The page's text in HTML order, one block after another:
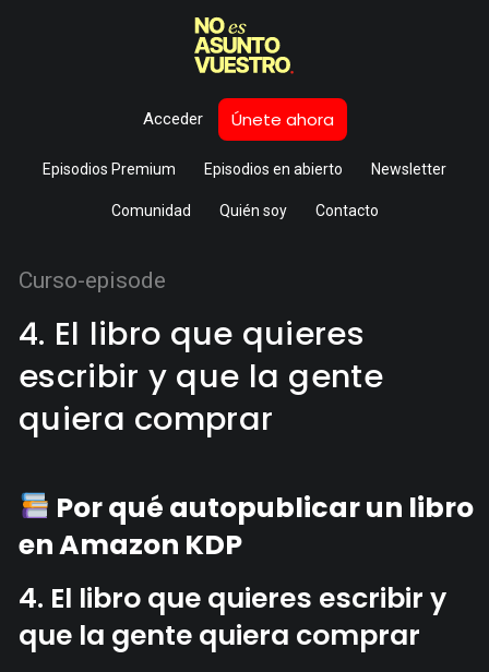
Acceder Únete ahora
Episodios Premium Episodios en abierto Newsletter
Comunidad Quién soy Contacto
Curso-episode
4. El libro que quieres
escribir y que la gente
quiera comprar
Por qué autopublicar un libro
en Amazon KDP
4. El libro que quieres escribir y
que la gente quiera comprar